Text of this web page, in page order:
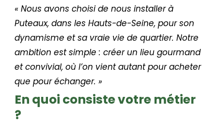
« Nous avons choisi de nous installer à
Puteaux, dans les Hauts-de-Seine, pour son
dynamisme et sa vraie vie de quartier. Notre
ambition est simple : créer un lieu gourmand
et convivial, où l’on vient autant pour acheter
que pour échanger. »
En quoi consiste votre métier
?